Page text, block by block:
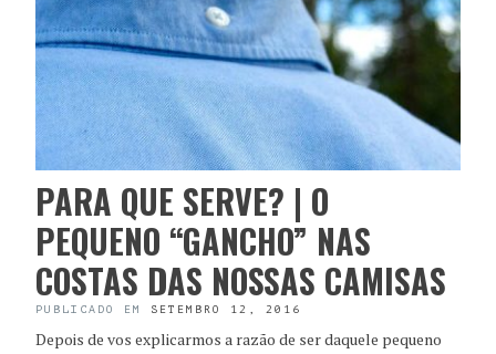
PARA QUE SERVE? | O
PEQUENO “GANCHO” NAS
COSTAS DAS NOSSAS CAMISAS
PUBLICADO EM SETEMBRO 12, 2016
Depois de vos explicarmos a razão de ser daquele pequeno